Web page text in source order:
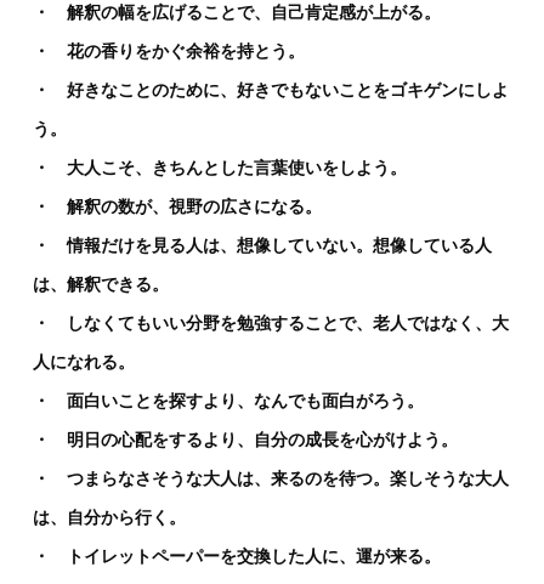
・ 解釈の幅を広げることで、自己肯定感が上がる。
・ 花の香りをかぐ余裕を持とう。
・ 好きなことのために、好きでもないことをゴキゲンにしよ
う。
・ 大人こそ、きちんとした言葉使いをしよう。
・ 解釈の数が、視野の広さになる。
・ 情報だけを見る人は、想像していない。想像している人
は、解釈できる。
・ しなくてもいい分野を勉強することで、老人ではなく、大
人になれる。
・ 面白いことを探すより、なんでも面白がろう。
・ 明日の心配をするより、自分の成長を心がけよう。
・ つまらなさそうな大人は、来るのを待つ。楽しそうな大人
は、自分から行く。
・ トイレットペーパーを交換した人に、運が来る。